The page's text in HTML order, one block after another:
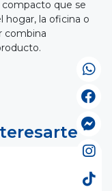
que se
hogar, la oficina o
combina